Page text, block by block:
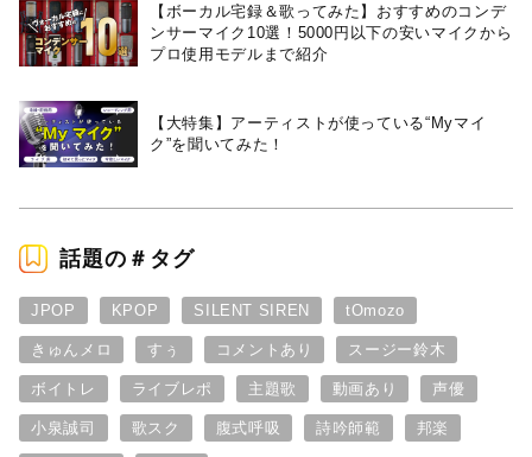
【ボーカル宅録＆歌ってみた】おすすめのコンデ
ンサーマイク10選！5000円以下の安いマイクから
プロ使用モデルまで紹介
【大特集】アーティストが使っている“Myマイ
ク”を聞いてみた！
話題の＃タグ
JPOP KPOP SILENT SIREN tOmozo
きゅんメロ すぅ コメントあり スージー鈴木
ボイトレ ライブレポ 主題歌 動画あり 声優
小泉誠司 歌スク 腹式呼吸 詩吟師範 邦楽